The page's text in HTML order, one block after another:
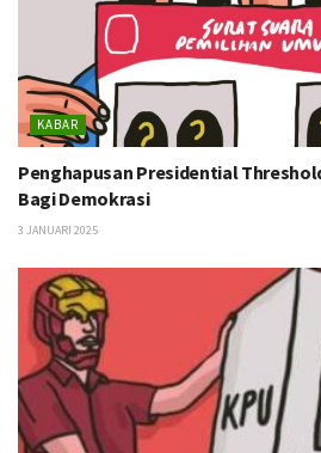
KABAR
Penghapusan Presidential
Bagi Demokrasi
3 JANUARI 2025